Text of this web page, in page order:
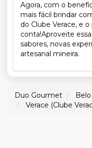
Agora, com o
mais fácil brindar
do Clube Verace, e
conta!Aproveite
sabores, novas
artesanal mineira.
Duo Gourmet
Verace (Clube